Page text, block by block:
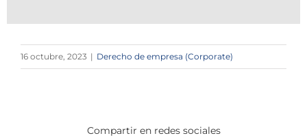
16 octubre, 2023 | Derecho de empresa (Corporate)
Compartir en redes sociales